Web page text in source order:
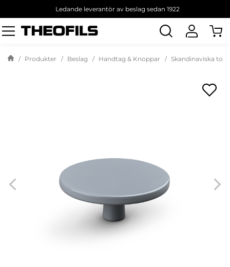
Ledande leverantör av beslag sedan 1922
Sök
produkt
Produkter Beslag Handtag & Knoppar Skandinaviska